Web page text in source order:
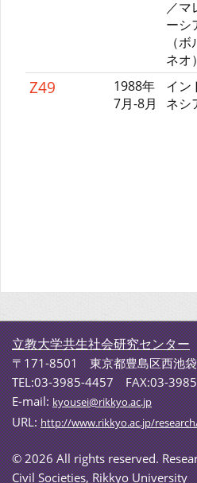
／マ
ーシ
（
ネオ）
Z49
1988年
7月-8月
イン
ネシ
立教大学共生社会研究センター
〒171-8501 東京都豊島区西池
TEL:03-3985-4457 FAX:03-
E-mail:kyousei@rikkyo.ac.jp
URL:http://www.rikkyo.ac.jp/
©2026 All rights reserved.
Civil Societies, Rikkyo University